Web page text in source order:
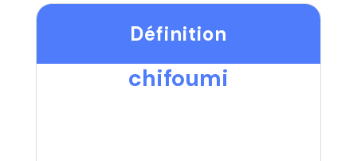
Définition
chifoumi